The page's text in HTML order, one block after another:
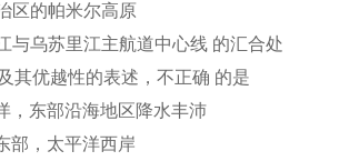
区的帕米尔高原
与乌苏里江主航道中心线 的汇合处
其优越性的表述，不正确 的是
，东部沿海地区降水丰沛
部，太平洋西岸